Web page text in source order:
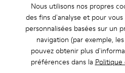
Nous utilisons nos propres
des fins d'analyse et pour
personnalisées basées sur un
navigation (par exemple,
pouvez obtenir plus
préférences dans la
Cuir lisse.
Élastiques.
Épaisse semelle intercalaire :
Semelle extérieure en
Doublure : 45% Cuir de porc - 41%
Entretien
Nos chaussures sont
de gamme soigneusement